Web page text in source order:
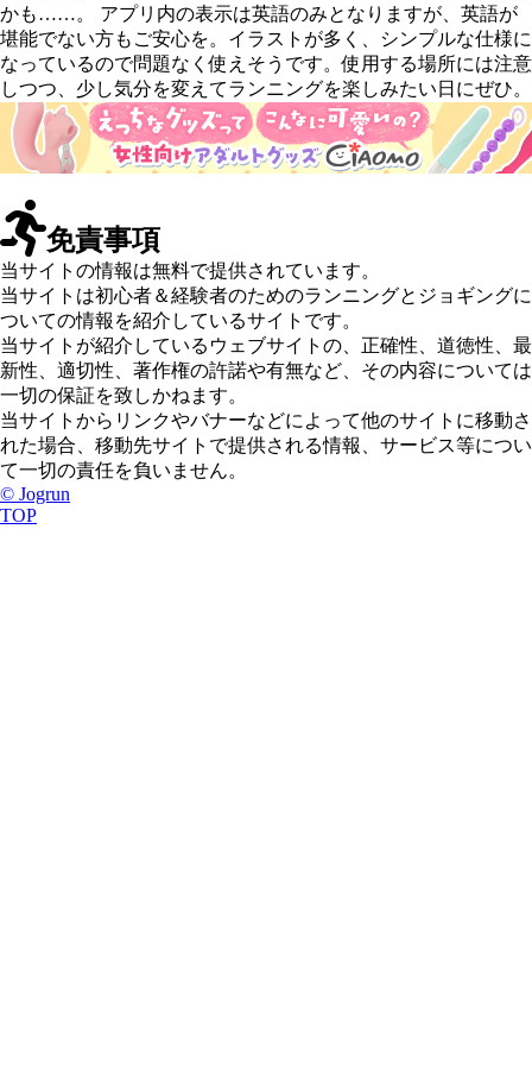
かも……。 アプリ内の表示は英語のみとなりますが、英語が
堪能でない方もご安心を。イラストが多く、シンプルな仕様に
なっているので問題なく使えそうです。使用する場所には注意
しつつ、少し気分を変えてランニングを楽しみたい日にぜひ。
免責事項
当サイトの情報は無料で提供されています。
当サイトは初心者＆経験者のためのランニングとジョギングに
ついての情報を紹介しているサイトです。
当サイトが紹介しているウェブサイトの、正確性、道徳性、最
新性、適切性、著作権の許諾や有無など、その内容については
一切の保証を致しかねます。
当サイトからリンクやバナーなどによって他のサイトに移動さ
れた場合、移動先サイトで提供される情報、サービス等につい
て一切の責任を負いません。
© Jogrun
TOP